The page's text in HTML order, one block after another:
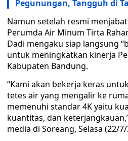
Pegunungan, Tangguh di
Namun setelah resmi
Perumda Air Minum Tirta
Dadi mengaku siap langsung
untuk meningkatkan kinerja
Kabupaten Bandung.
“Kami akan bekerja keras
tetes air yang mengalir ke
memenuhi standar 4K yaitu
kuantitas, dan
media di Soreang, Selasa (22/